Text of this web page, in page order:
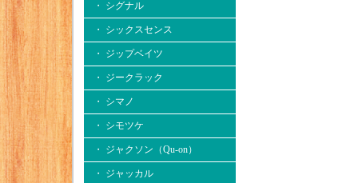
・ シグナル
・ シックスセンス
・ ジップベイツ
・ ジークラック
・ シマノ
・ シモツケ
・ ジャクソン（Qu-on）
・ ジャッカル